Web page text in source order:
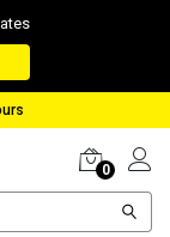
colis
0